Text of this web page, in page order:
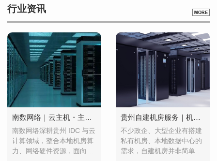
体验的设计。一.网站的内容和实施：1.根据网站目的确定网
站结构导航。一般企业网站应包括：公司简介、企业动态、
产品
行业资讯
南数网络｜云主机・主机托管租用・机柜带宽・BGP 站群服务器
南数网络深耕贵州 IDC 与云
计算领域，整合本地机房算
力、网络硬件资源，面向中
贵州自建机房服务｜机柜带宽 BGP 站群 IBM 服务器
不少政企、大型企业有搭建
私有机房、本地数据中心的
需求，自建机房并非简单摆